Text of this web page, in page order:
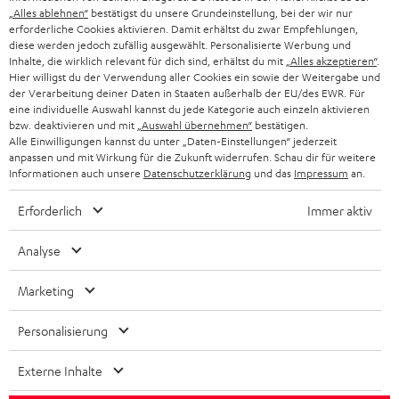
BLUETOOTH-LAUTSPRECHER
KOPFHÖRER
BLUETOOTH-KOPFHÖRER
STEREOANLAGEN
LAUTSPRECHER
ULTIMA-SERIE
IN-EAR-KOPFHÖRER
FANSHOP
NEUHEITEN
PARTNERPROGRAMM
BLOG
NEWSLETTER
STORES
DEINE VORTEILE BEI TEUFEL
UNSER MANAGEMENT
NACHHALTIGKEIT
UNSERE WERTE
BILDUNGSRABATT
SCHWEIZ
NIEDERLANDE
BELGIEN
FRANKREICH
POLEN
SPANIEN
ITALIEN
Technische Änderungen, Tippfehler und Irrtum vorbehalten. Das auf unseren
Fotos abgebildete Zubehör ist nicht im Lieferumfang enthalten. Etwaige
Entsorgungsgebühren für Batterien sind im Preis inbegriffen.
„Alles ablehnen“ bestätigst du unsere Grundeinstellung, bei der wir nur
erforderliche Cookies aktivieren. Damit erhältst du zwar Empfehlungen,
diese werden jedoch zufällig ausgewählt. Personalisierte Werbung und
Inhalte, die wirklich relevant für dich sind, erhältst du mit „Alles akzeptieren“.
Hier willigst du der Verwendung aller Cookies ein sowie der Weitergabe und
der Verarbeitung deiner Daten in Staaten außerhalb der EU/des EWR. Für
eine individuelle Auswahl kannst du jede Kategorie auch einzeln aktivieren
bzw. deaktivieren und mit „Auswahl übernehmen“ bestätigen.
Alle Einwilligungen kannst du unter „Daten-Einstellungen“ jederzeit
anpassen und mit Wirkung für die Zukunft widerrufen. Schau dir für weitere
Informationen auch unsere Datenschutzerklärung und das Impressum an.
Erforderlich Immer aktiv
Analyse
Marketing
Personalisierung
Externe Inhalte